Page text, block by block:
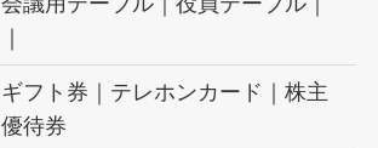
｜
ギフト券｜テレホンカード｜株主
優待券